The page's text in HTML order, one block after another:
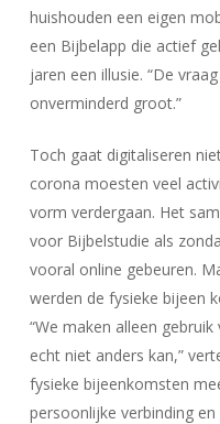
huishouden een eigen
een Bijbelapp die actief
jaren een illusie. “De
onverminderd groot.”
Toch gaat digitaliseren
corona moesten veel
vorm verdergaan. Het
voor Bijbelstudie als
vooral online gebeuren.
werden de fysieke bijeen
“We maken alleen
echt niet anders kan,”
fysieke bijeenkomsten
persoonlijke verbinding